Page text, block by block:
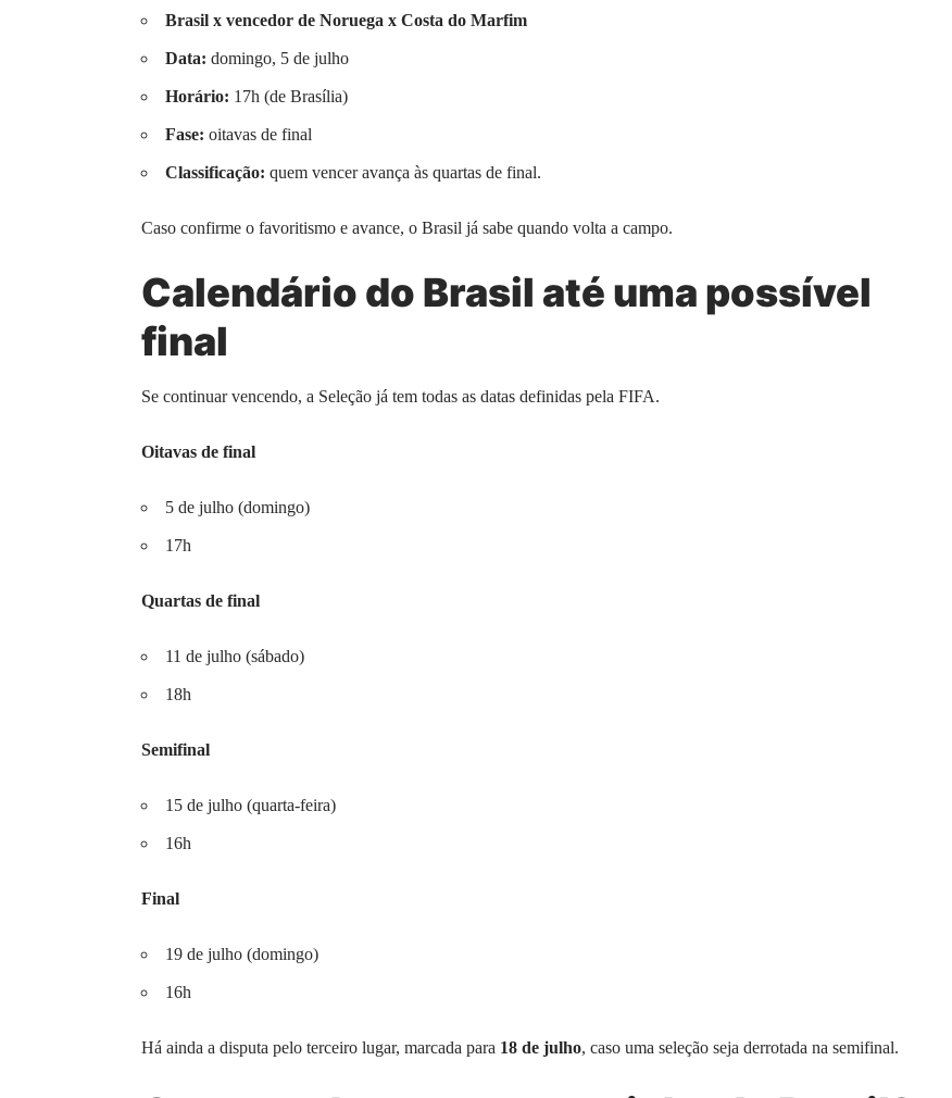
Brasil x vencedor de Noruega x Costa do Marfim
Data: domingo, 5 de julho
Horário: 17h (de Brasília)
Fase: oitavas de final
Classificação: quem vencer avança às quartas de final.
Caso confirme o favoritismo e avance, o Brasil já sabe quando volta a campo.
Calendário do Brasil até uma possível
final
Se continuar vencendo, a Seleção já tem todas as datas definidas pela FIFA.
Oitavas de final
5 de julho (domingo)
17h
Quartas de final
11 de julho (sábado)
18h
Semifinal
15 de julho (quarta-feira)
16h
Final
19 de julho (domingo)
16h
Há ainda a disputa pelo terceiro lugar, marcada para 18 de julho, caso uma seleção seja derrotada na semifinal.